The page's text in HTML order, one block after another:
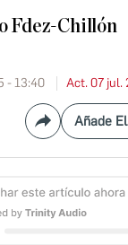
Fdez-Chillón
- 13:40 Act. 07 jul.
Compartir
Añade